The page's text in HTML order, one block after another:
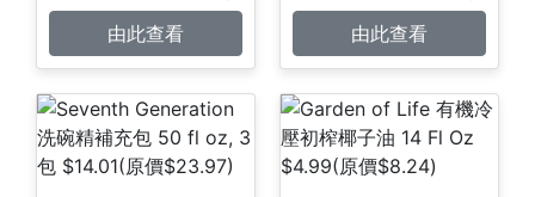
由此查看
由此查看